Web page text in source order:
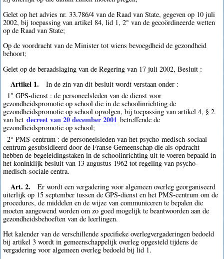
Gelet op het advies nr. 33.786/4 van de Raad van State, gegeven op 10 juli
2002, bij toepassing van artikel 84, lid 1, 2° van de gecoördineerde wetten
op de Raad van State;
Op de voordracht van de Minister tot wiens bevoegdheid de gezondheid
behoort;
Gelet op de beraadslaging van de Regering van 17 juli 2002, Besluit :
Artikel 1.
In de zin van dit besluit wordt verstaan onder :
1° GPS-dienst : de personeelsleden van de dienst voor
gezondheidspromotie op school die in de schoolinrichting de
gezondheidspromotie op school opvolgen, bij toepassing van artikel 4, § 2
van het decreet van 20 december 2001 betreffende de
gezondheidspromotie op school;
2° PMS-centrum : de personeelsleden van het psycho-medisch-sociaal
centrum gesubsidieerd door de Franse Gemeenschap die als opdracht
hebben de begeleidingstaken in de schoolinrichting uit te voeren bepaald in
het koninklijk besluit van 13 augustus 1962 tot regeling van psycho-
medisch-sociale centra.
Art. 2.
Er wordt een vergadering voor algemeen overleg georganiseerd
uiterlijk op 15 september tussen de GPS-dienst en het PMS-centrum om de
procedures, de middelen en de wijze van communiceren te bepalen die
moeten aangewend worden om zo goed mogelijk te beantwoorden aan de
gezondheidsbehoeften van de leerlingen.
Het kalender van de verschillende specifieke overlegvergaderingen bedoeld
bij artikel 3 wordt in gemeenschappelijk overleg opgesteld tijdens de
vergadering voor algemeen overleg bedoeld bij lid 1.